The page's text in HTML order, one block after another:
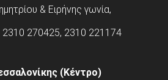
& Ειρήνης γωνία,
2310 270425, 2310 221174
(Κέντρο)